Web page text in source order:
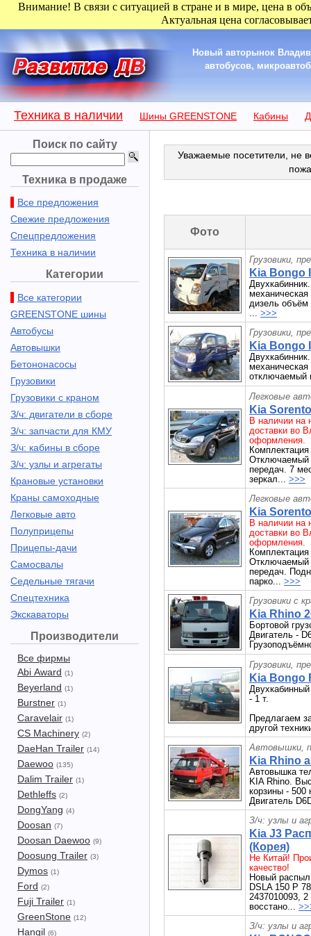
Внимание! В связи с ситуацией в стране и в мире, цена в
Актуальная цена
Новый авторынок
автобусов,
Техника в наличии Шины GREENSTONE Кабины
Поиск по сайту
Техника в продаже
Все предложения
Свежие предложения
Спецпредложения
Техника в наличии
Категории
Все категории
GREENSTONE шины
Автобусы
Автовышки
Бетононасосы
Грузовики
Грузовики с краном
З/ч: двигатели в сборе
З/ч: запчасти для КМУ
З/ч: кабины в сборе
З/ч: узлы и агрегаты
Крановые установки
Краны самоходные
Легковые авто
Полуприцепы
Прицепы-дачи
Самосвалы
Седельные тягачи
Спецтехника
Экскаваторы
Производители
Все фирмы
Abi Award (1)
Beyerland (1)
Burstner (1)
Caravelair (1)
CS Machinery (2)
DaeHan Trailer (14)
Daewoo (135)
Dalim Trailer (1)
Dethleffs (2)
DongYang (4)
Doosan (7)
Doosan Daewoo (9)
Doosung Trailer (3)
Dymos (1)
Ford (2)
Fuji Trailer (1)
GreenStone (12)
Hangil (6)
Уважаемые посетители, не
Фото
Грузовики,
Kia Bongo
дизель объём
... >>>
Грузовики,
Kia Bongo
отключаемый
Легковые
Kia
В наличии на
доставки во
оформления.
Отключаемый
передач. 7
зеркал... >>>
Легковые
Kia
В наличии на
доставки во
оформления.
Отключаемый
передач.
парко... >>>
Грузовики с
Kia Rhino
Бортовой
Двигатель -
Грузовики,
Kia Bongo
Двухкабинный
- 1 т.
Предлагаем
другой
Автовышки,
Kia Rhino
Автовышка
KIA Rhino.
корзины - 500
Двигатель
З/ч: узлы и
Kia J3
(Корея)
Не Китай!
качество!
Новый
DSLA 150 P
2437010093,
восстано...
З/ч: узлы и